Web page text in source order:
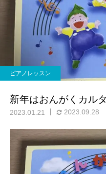
幼児音感レッスン
ピアノレッスン
新年はおんがくカル
2023.01.21 2023.09.28